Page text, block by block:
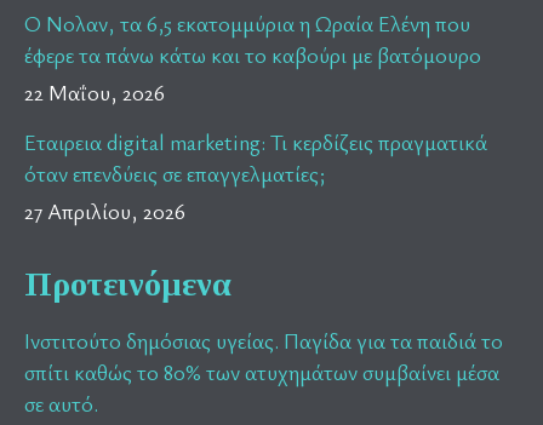
Ο Νολαν, τα 6,5 εκατομμύρια η Ωραία Ελένη που
έφερε τα πάνω κάτω και το καβούρι με βατόμουρο
22 Μαΐου, 2026
Εταιρεια digital marketing: Τι κερδίζεις πραγματικά
όταν επενδύεις σε επαγγελματίες;
27 Απριλίου, 2026
Προτεινόμενα
Ινστιτούτο δημόσιας υγείας. Παγίδα για τα παιδιά το
σπίτι καθώς το 80% των ατυχημάτων συμβαίνει μέσα
σε αυτό.